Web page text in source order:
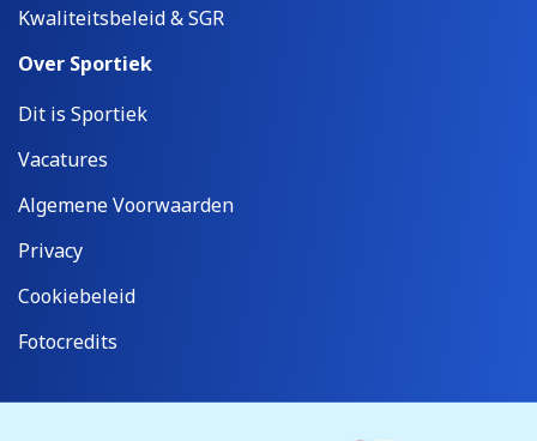
Kwaliteitsbeleid & SGR
Over Sportiek
Dit is Sportiek
Vacatures
Algemene Voorwaarden
Privacy
Cookiebeleid
Fotocredits